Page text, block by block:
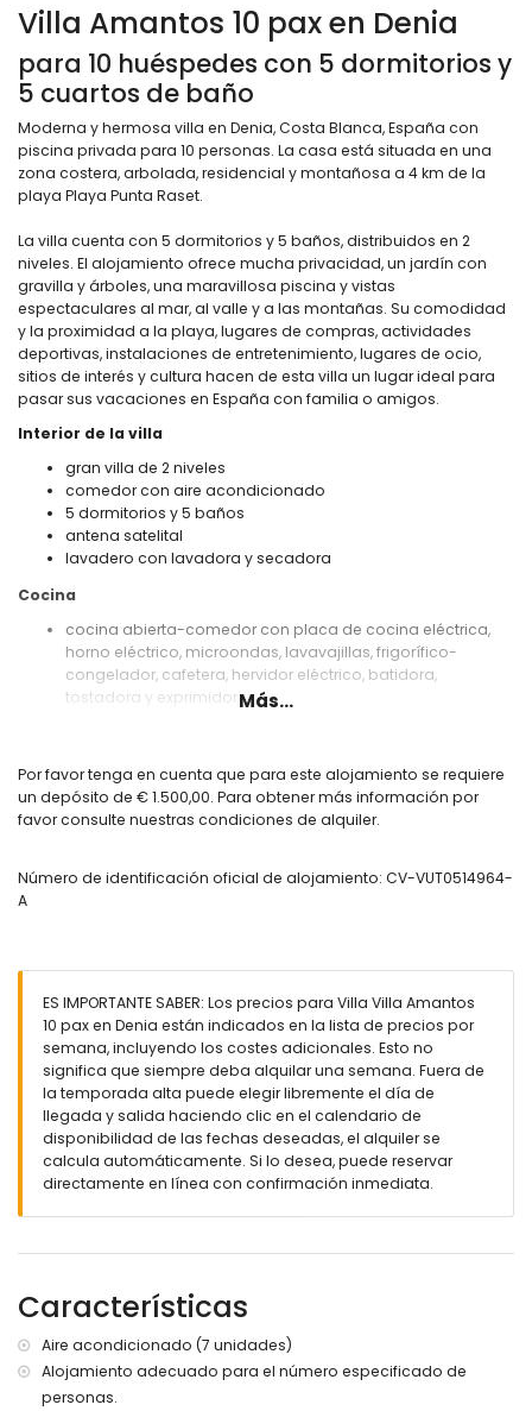
Villa Amantos 10 pax en Denia
para 10 huéspedes con 5 dormitorios y
5 cuartos de baño
Moderna y hermosa villa en Denia, Costa Blanca, España con
piscina privada para 10 personas. La casa está situada en una
zona costera, arbolada, residencial y montañosa a 4 km de la
playa Playa Punta Raset.
La villa cuenta con 5 dormitorios y 5 baños, distribuidos en 2
niveles. El alojamiento ofrece mucha privacidad, un jardín con
gravilla y árboles, una maravillosa piscina y vistas
espectaculares al mar, al valle y a las montañas. Su comodidad
y la proximidad a la playa, lugares de compras, actividades
deportivas, instalaciones de entretenimiento, lugares de ocio,
sitios de interés y cultura hacen de esta villa un lugar ideal para
pasar sus vacaciones en España con familia o amigos.
Interior de la villa
gran villa de 2 niveles
comedor con aire acondicionado
5 dormitorios y 5 baños
antena satelital
lavadero con lavadora y secadora
Cocina
cocina abierta-comedor con placa de cocina eléctrica,
horno eléctrico, microondas, lavavajillas, frigorífico-
congelador, cafetera, hervidor eléctrico, batidora,
tostadora y exprimidor
dormitorio con aire acondicionado y sofá cama
dormitorio con cama doble, televisión, baño en suite y aire
acondicionado
dormitorio con 2 camas individuales, baño en suite y aire
baño en suite con doble lavabo, ducha, bidé, inodoro y
secador de pelo
2 baños en suite, cada uno con lavabo sencillo, ducha,
inodoro y secador de pelo
baño con doble lavabo, ducha, inodoro y secador de pelo
Exterior de la villa
parcela grande y cerrada
piscina privada de 10m x 5m y 2m de profundidad
jardín con gravilla, árboles y mobiliario de jardín con
zona de estar al aire libre y área de comedor exterior
2 plazas de aparcamiento cubiertas privadas y 4 plazas
de aparcamiento privadas
Más información
Más...
Por favor tenga en cuenta que para este alojamiento se requiere
un depósito de € 1.500,00. Para obtener más información por
favor consulte nuestras condiciones de alquiler.
Número de identificación oficial de alojamiento: CV-VUT0514964-
A
ES IMPORTANTE SABER: Los precios para Villa Villa Amantos
10 pax en Denia están indicados en la lista de precios por
semana, incluyendo los costes adicionales. Esto no
significa que siempre deba alquilar una semana. Fuera de
la temporada alta puede elegir libremente el día de
llegada y salida haciendo clic en el calendario de
disponibilidad de las fechas deseadas, el alquiler se
calcula automáticamente. Si lo desea, puede reservar
directamente en línea con confirmación inmediata.
Características
Aire acondicionado (7 unidades)
Alojamiento adecuado para el número especificado de
personas.